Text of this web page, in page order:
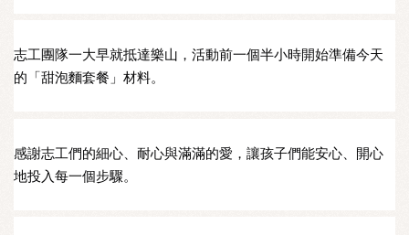
志工團隊一大早就抵達樂山，活動前一個半小時開始準備今天
的「甜泡麵套餐」材料。
感謝志工們的細心、耐心與滿滿的愛，讓孩子們能安心、開心
地投入每一個步驟。